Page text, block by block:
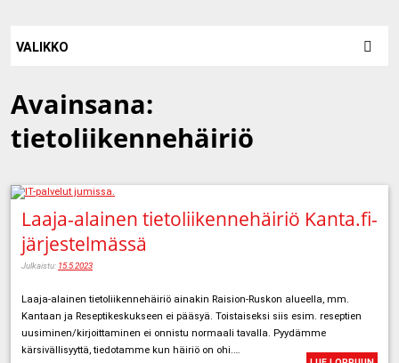
VALIKKO
Avainsana:
tietoliikennehäiriö
Laaja-alainen tietoliikennehäiriö Kanta.fi-
järjestelmässä
Julkaistu: 15.5.2023
Laaja-alainen tietoliikennehäiriö ainakin Raision-Ruskon alueella, mm.
Kantaan ja Reseptikeskukseen ei pääsyä. Toistaiseksi siis esim. reseptien
uusiminen/kirjoittaminen ei onnistu normaali tavalla. Pyydämme
kärsivällisyyttä, tiedotamme kun häiriö on ohi.…